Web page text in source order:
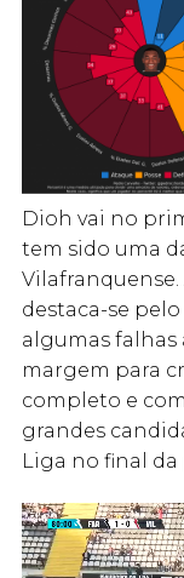
Dioh vai no
tem sido uma
destaca-se
algumas falhas
margem para
completo e
grandes
Liga no final